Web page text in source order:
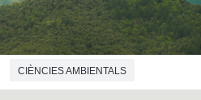
CIÈNCIES AMBIENTALS